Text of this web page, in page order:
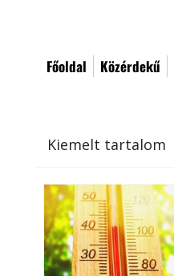
Főoldal Közérdekű
Kiemelt tartalom